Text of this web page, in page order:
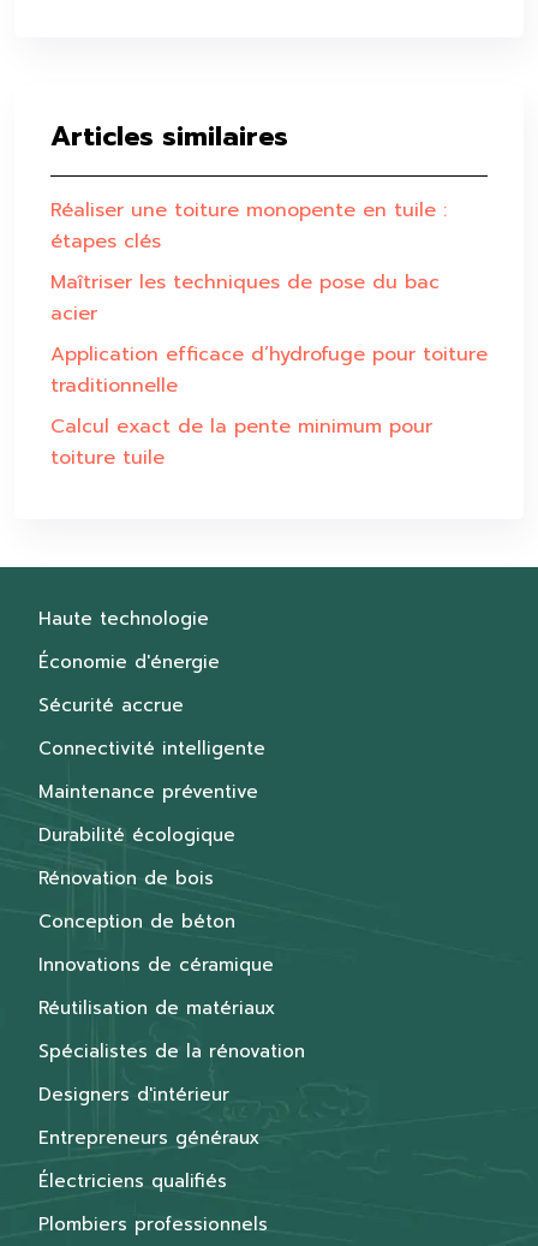
Articles similaires
Réaliser une toiture monopente en tuile :
étapes clés
Maîtriser les techniques de pose du bac
acier
Application efficace d’hydrofuge pour toiture
traditionnelle
Calcul exact de la pente minimum pour
toiture tuile
Haute technologie
Économie d'énergie
Sécurité accrue
Connectivité intelligente
Maintenance préventive
Durabilité écologique
Rénovation de bois
Conception de béton
Innovations de céramique
Réutilisation de matériaux
Spécialistes de la rénovation
Designers d'intérieur
Entrepreneurs généraux
Électriciens qualifiés
Plombiers professionnels